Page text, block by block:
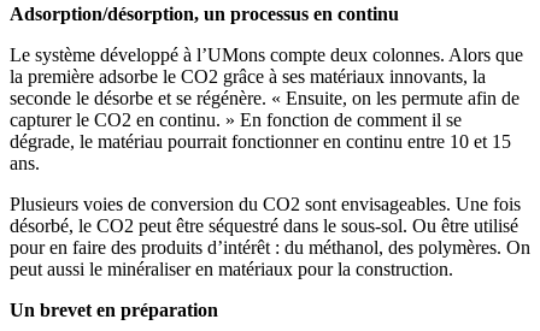
Adsorption/désorption, un processus en continu
Le système développé à l’UMons compte deux colonnes. Alors que
la première adsorbe le CO2 grâce à ses matériaux innovants, la
seconde le désorbe et se régénère. « Ensuite, on les permute afin de
capturer le CO2 en continu. » En fonction de comment il se
dégrade, le matériau pourrait fonctionner en continu entre 10 et 15
ans.
Plusieurs voies de conversion du CO2 sont envisageables. Une fois
désorbé, le CO2 peut être séquestré dans le sous-sol. Ou être utilisé
pour en faire des produits d’intérêt : du méthanol, des polymères. On
peut aussi le minéraliser en matériaux pour la construction.
Un brevet en préparation